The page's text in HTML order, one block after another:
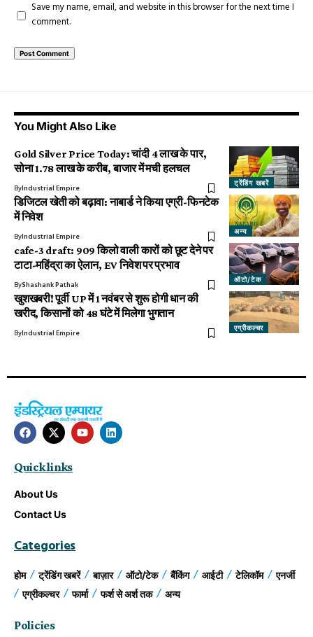
Save my name, email, and website in this browser for the next time I
comment.
You Might Also Like
ट्रेंडिंग खबरें
Gold Silver Price Today: चांदी ₹4 लाख के पार,
सोना ₹1.78 लाख के करीब, बाजार में मची हलचल
ByIndustrial Empire
अन्य
डिजिटल खेती को बढ़ावा: नाबार्ड ने किया एग्री-फिनटेक
में निवेश
ByIndustrial Empire
ऑटो/टेक
cafe-3 draft: 909 किलो वाली कारों को छूट देने पर
टाटा-महिंद्रा का ऐलान, EV निवेश पर प्रभाव
ByShashank Pathak
एग्रीकल्चर
खुशखबरी! पूर्वी UP में 1 नवंबर से शुरू होगी धान की
खरीद, किसानों को 48 घंटे में मिलेगा भुगतान
ByIndustrial Empire
Quick links
About Us
Contact Us
Categories
होम ट्रेंडिंग खबरें बाज़ार ऑटो/टेक बैंकिंग आईटी टेलिकॉम
एनर्जी
एग्रीकल्चर
फार्मा फर्श से अर्श तक अन्य
Policies